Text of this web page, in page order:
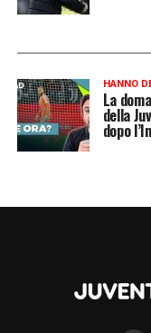
HANNO
La
della
dopo